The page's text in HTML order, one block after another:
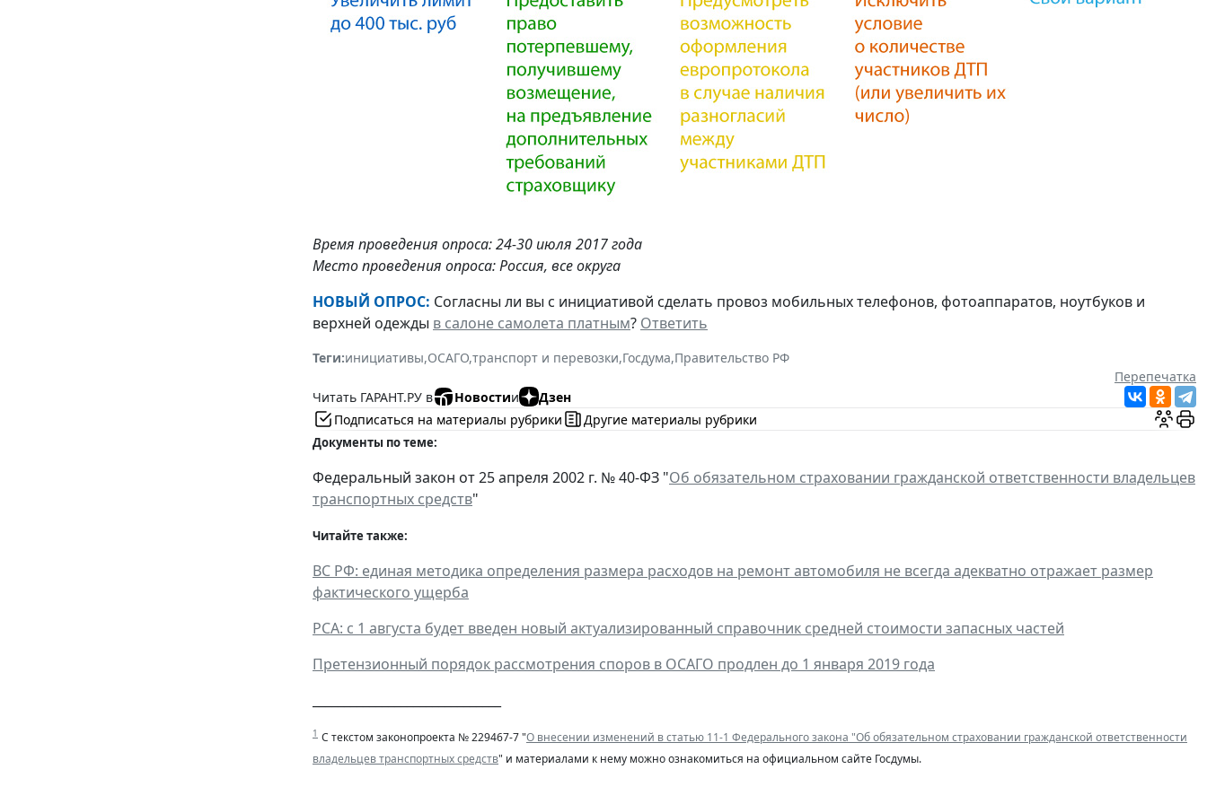
Время проведения опроса: 24-30 июля 2017 года
Место проведения опроса: Россия, все округа
НОВЫЙ ОПРОС: Согласны ли вы с инициативой сделать провоз мобильных телефонов, фотоаппаратов, ноутбуков и
верхней одежды в салоне самолета платным? Ответить
Теги:инициативы,ОСАГО,транспорт и перевозки,Госдума,Правительство РФ
Перепечатка
Читать ГАРАНТ.РУ в
Новостии
Дзен
Подписаться на материалы рубрики
Другие материалы рубрики
Документы по теме:
Федеральный закон от 25 апреля 2002 г. № 40-ФЗ "Об обязательном страховании гражданской ответственности владельцев
транспортных средств"
Читайте также:
ВС РФ: единая методика определения размера расходов на ремонт автомобиля не всегда адекватно отражает размер
фактического ущерба
РСА: с 1 августа будет введен новый актуализированный справочник средней стоимости запасных частей
Претензионный порядок рассмотрения споров в ОСАГО продлен до 1 января 2019 года
1 С текстом законопроекта № 229467-7 "О внесении изменений в статью 11-1 Федерального закона "Об обязательном страховании гражданской ответственности
владельцев транспортных средств" и материалами к нему можно ознакомиться на официальном сайте Госдумы.